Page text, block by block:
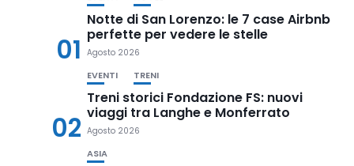
01
Notte di San Lorenzo: le 7 case Airbnb
perfette per vedere le stelle
Agosto 2026
02
EVENTI TRENI
Treni storici Fondazione FS: nuovi
viaggi tra Langhe e Monferrato
Agosto 2026
ASIA